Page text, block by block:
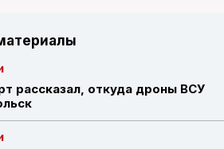
рассказал, откуда дроны ВСУ